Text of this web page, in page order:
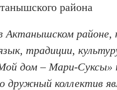
района
Актанышском
традиции,
дом – Мари-Суксы»
дружный коллектив